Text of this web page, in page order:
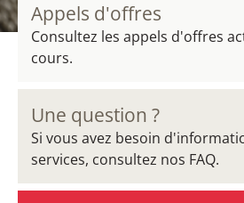
Appels d'offres
Consultez les appels d'offres
cours.
Une question ?
Si vous avez besoin
services, consultez nos FAQ.